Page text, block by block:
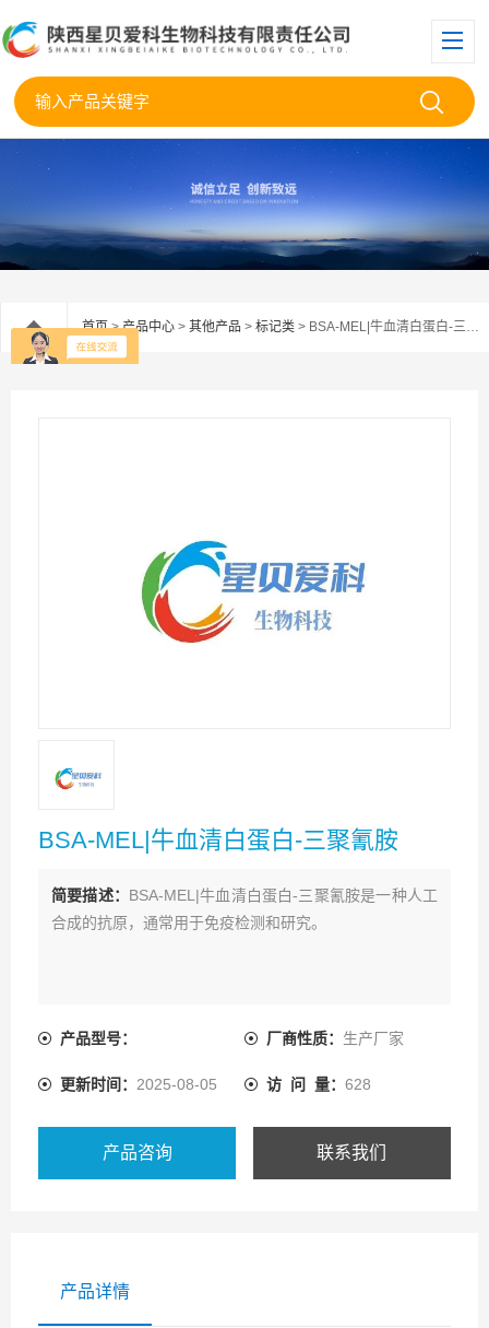
首页>产品中心 > 其他产品 > 标记类 > BSA-MEL|牛血清白蛋白-三聚氰胺
BSA-MEL|牛血清白蛋白-三聚氰胺
简要描述： BSA-MEL|牛血清白蛋白-三聚氰胺是一种人工
合成的抗原，通常用于免疫检测和研究。
产品型号： 厂商性质： 生产厂家
更新时间： 2025-08-05 访 问 量： 628
产品咨询 联系我们
产品详情